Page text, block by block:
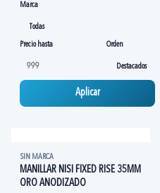
Marca
Precio hasta Orden
Aplicar
SIN MARCA
MANILLAR NISI FIXED RISE 35MM
ORO ANODIZADO